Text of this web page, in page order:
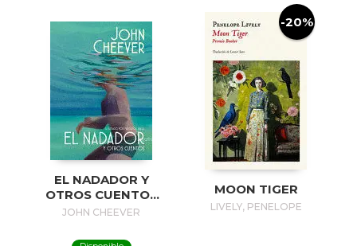
EL NADADOR Y
OTROS CUENTOS
(EDICIÓN
SWIMMER AND
JOHN CHEEVER
-20%
MOON TIGER
LIVELY, PENELOPE